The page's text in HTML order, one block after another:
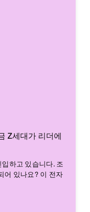
Z세대가 리더에
하고 있습니다. 조
어 있나요? 이 전자